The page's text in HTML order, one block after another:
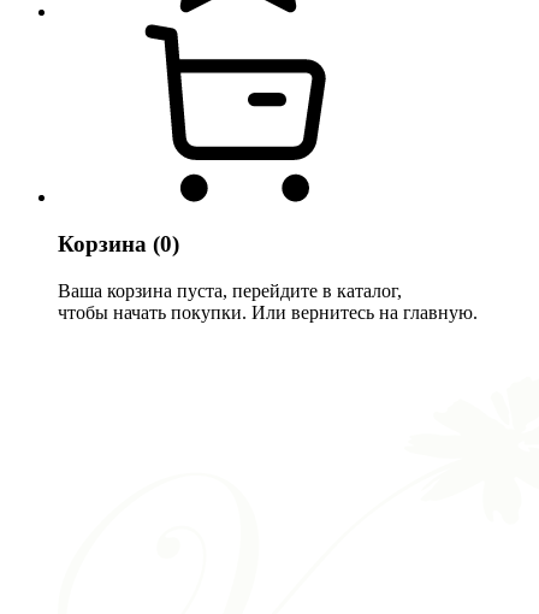
Корзина (0)
Ваша корзина пуста, перейдите в каталог,
чтобы начать покупки. Или вернитесь на главную.